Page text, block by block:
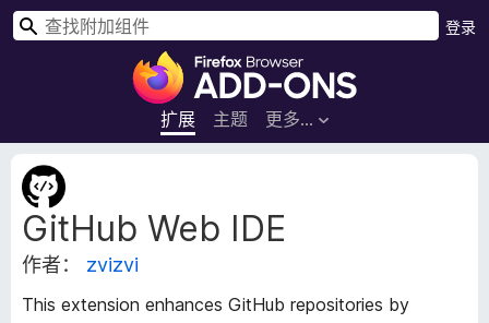
F
r
e
x
浏
器
扩展 主题 更多…
登录
搜
GitHub Web IDE
作者： zvizvi
This extension enhances GitHub repositories by
扩
展
元
数
据